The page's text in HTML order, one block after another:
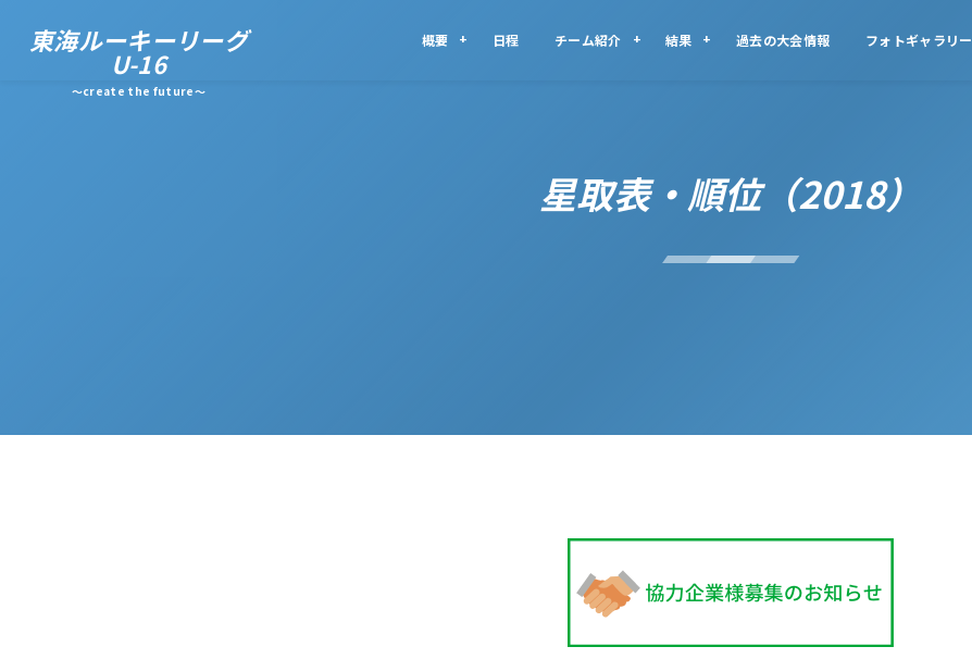
東海ルーキーリーグ
U-16
～create the future～
概要 日程 チーム紹介 結果 過去の大会情報 フォトギャラリー
星取表・順位（2018）